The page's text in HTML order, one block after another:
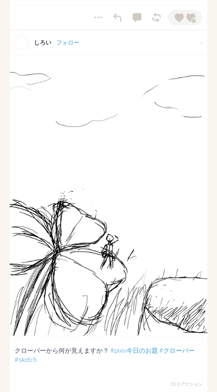
しろい フォロー --
クローバーから何が見えますか？ #pixiv今日のお題 #クローバー
#sketch
13 リアクション